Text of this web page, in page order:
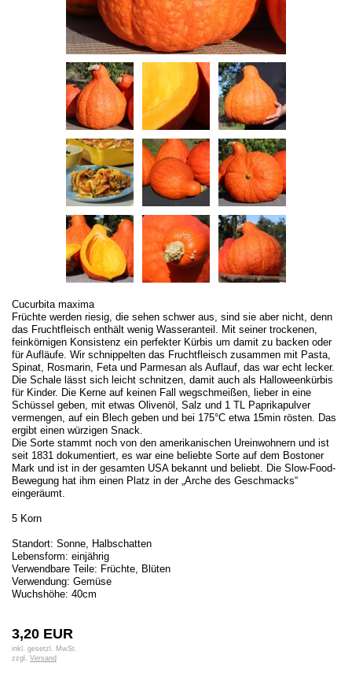
Cucurbita maxima
Früchte werden riesig, die sehen schwer aus, sind sie aber nicht, denn
das Fruchtfleisch enthält wenig Wasseranteil. Mit seiner trockenen,
feinkörnigen Konsistenz ein perfekter Kürbis um damit zu backen oder
für Aufläufe. Wir schnippelten das Fruchtfleisch zusammen mit Pasta,
Spinat, Rosmarin, Feta und Parmesan als Auflauf, das war echt lecker.
Die Schale lässt sich leicht schnitzen, damit auch als Halloweenkürbis
für Kinder. Die Kerne auf keinen Fall wegschmeißen, lieber in eine
Schüssel geben, mit etwas Olivenöl, Salz und 1 TL Paprikapulver
vermengen, auf ein Blech geben und bei 175°C etwa 15min rösten. Das
ergibt einen würzigen Snack.
Die Sorte stammt noch von den amerikanischen Ureinwohnern und ist
seit 1831 dokumentiert, es war eine beliebte Sorte auf dem Bostoner
Mark und ist in der gesamten USA bekannt und beliebt. Die Slow-Food-
Bewegung hat ihm einen Platz in der „Arche des Geschmacks“
eingeräumt.
5 Korn
Standort: Sonne, Halbschatten
Lebensform: einjährig
Verwendbare Teile: Früchte, Blüten
Verwendung: Gemüse
Wuchshöhe: 40cm
3,20 EUR
inkl. gesetzl. MwSt.
zzgl. Versand